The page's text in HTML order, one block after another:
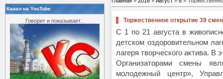
Канал на YouTube
Говорит и показывает... Торжественное открытие 39
С 1 по 21 августа в
детском оздоровительном
лагеря творческого актива. В
Организаторами смены
молодежный центр»,